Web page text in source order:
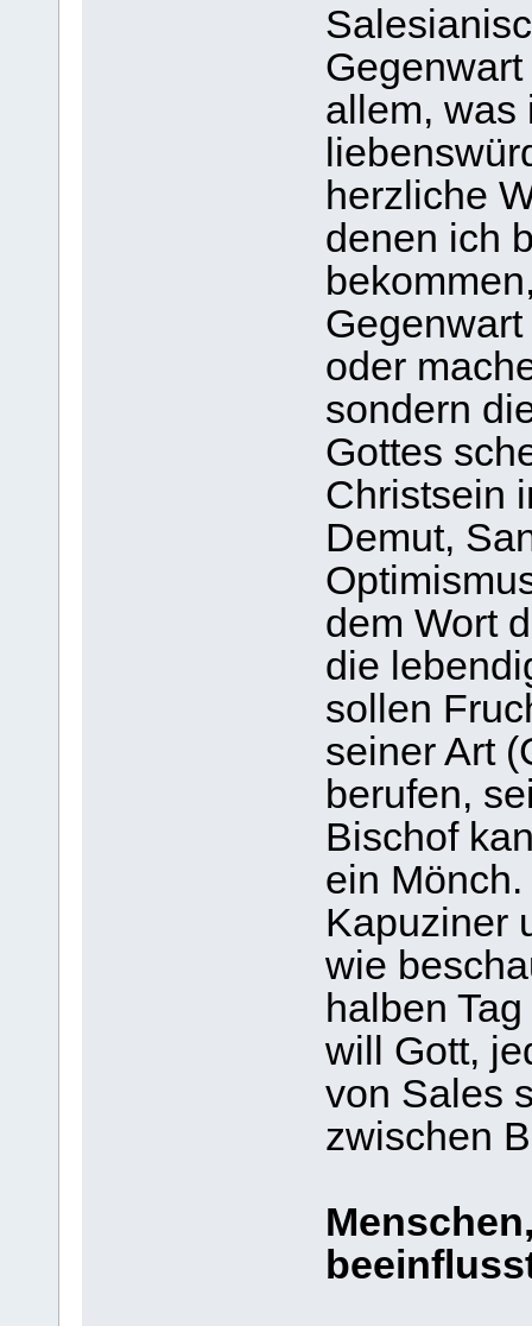
allem, was
herzliche
denen ich
oder
sondern
Gottes
Christsein
Demut,
dem Wort
die
sollen
seiner Art
berufen,
Bischof
ein
Kapuziner
wie
halben
will Gott,
von Sales
zwischen